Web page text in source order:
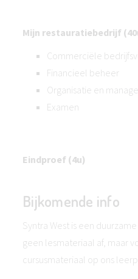
Mijn restauratiebedrijf
Commerciële
Financieel beheer
Organisatie en
Examen
Eindproef (4u)
Bijkomende info
Syntra West is een
geen lesmateriaal af, maar
cursusmateriaal op ons